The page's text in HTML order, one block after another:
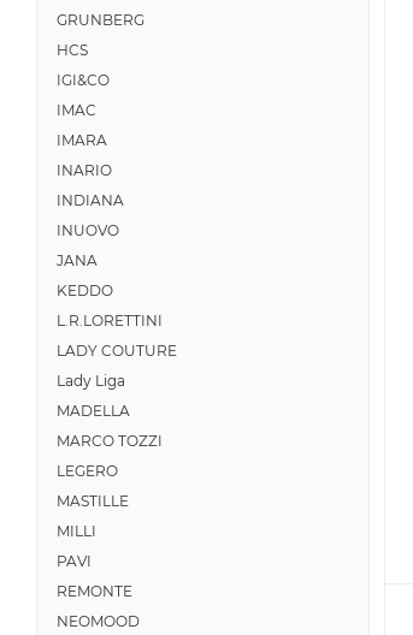
GRUNBERG
HCS
IGI&CO
IMAC
IMARA
INARIO
INDIANA
INUOVO
JANA
KEDDO
L.R.LORETTINI
LADY COUTURE
Lady Liga
MADELLA
MARCO TOZZI
LEGERO
MASTILLE
MILLI
PAVI
REMONTE
NEOMOOD